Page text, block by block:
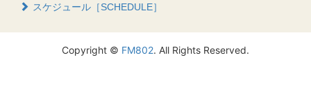
スケジュール［SCHEDULE］
Copyright © FM802. All Rights Reserved.